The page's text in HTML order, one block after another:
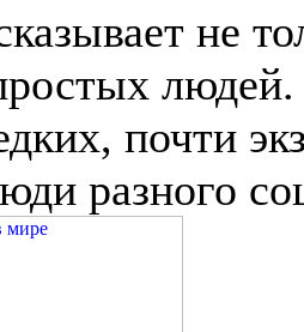
не
почти
разного